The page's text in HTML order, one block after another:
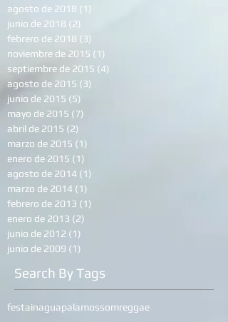
agosto de 2018 (1)
junio de 2018 (2)
febrero de 2018 (3)
noviembre de 2015 (1)
septiembre de 2015 (4)
agosto de 2015 (3)
junio de 2015 (5)
mayo de 2015 (7)
abril de 2015 (2)
marzo de 2015 (1)
enero de 2015 (1)
agosto de 2014 (1)
marzo de 2014 (1)
febrero de 2013 (1)
enero de 2013 (2)
junio de 2012 (1)
junio de 2009 (1)
Search By Tags
festainaguapalamossomreggae